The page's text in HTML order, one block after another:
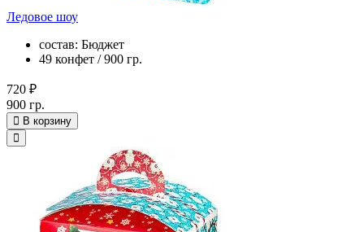
Ледовое шоу
состав: Бюджет
49 конфет / 900 гр.
720 ₽
900 гр.
В корзину